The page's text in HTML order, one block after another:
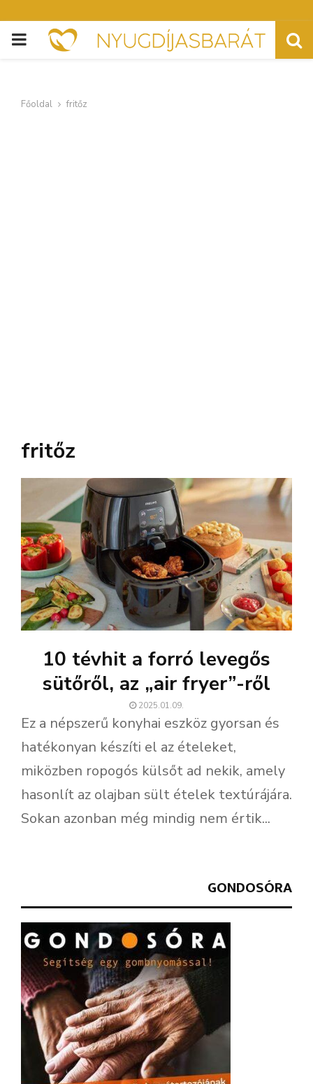
PRIMARY
Főoldal fritőz
fritőz
10 tévhit a forró levegős
sütőről, az „air fryer”-ről
2025.01.09.
Ez a népszerű konyhai eszköz gyorsan és
hatékonyan készíti el az ételeket,
miközben ropogós külsőt ad nekik, amely
hasonlít az olajban sült ételek textúrájára.
Sokan azonban még mindig nem értik...
GONDOSÓRA